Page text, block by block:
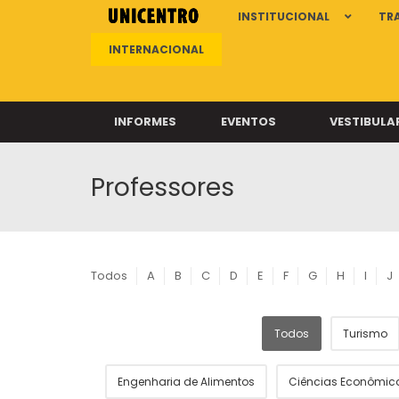
INSTITUCIONAL
INTERNACIONAL
INFORMES EVENTOS
Professores
Todos A B C D E F G H I J
Todos Turismo
Engenharia de Alimentos Ciências